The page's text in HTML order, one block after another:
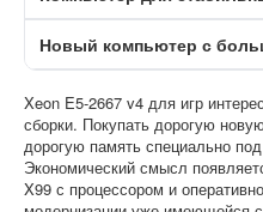
Новый компьютер с
Xeon E5-2667 v4 для игр
сборки. Покупать дорогую
дорогую память специально
Экономический смысл
X99 с процессором и